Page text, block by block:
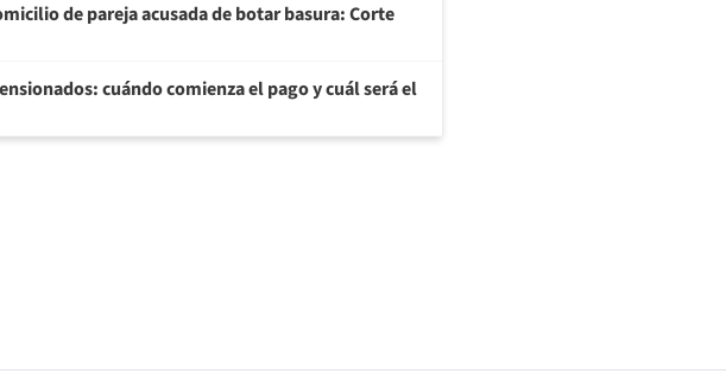
de pareja acusada de botar basura: Corte
cuándo comienza el pago y cuál será el